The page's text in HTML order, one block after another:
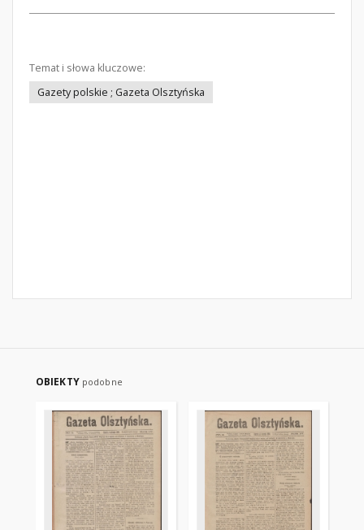
Temat i słowa kluczowe:
Gazety polskie ; Gazeta Olsztyńska
OBIEKTY podobne